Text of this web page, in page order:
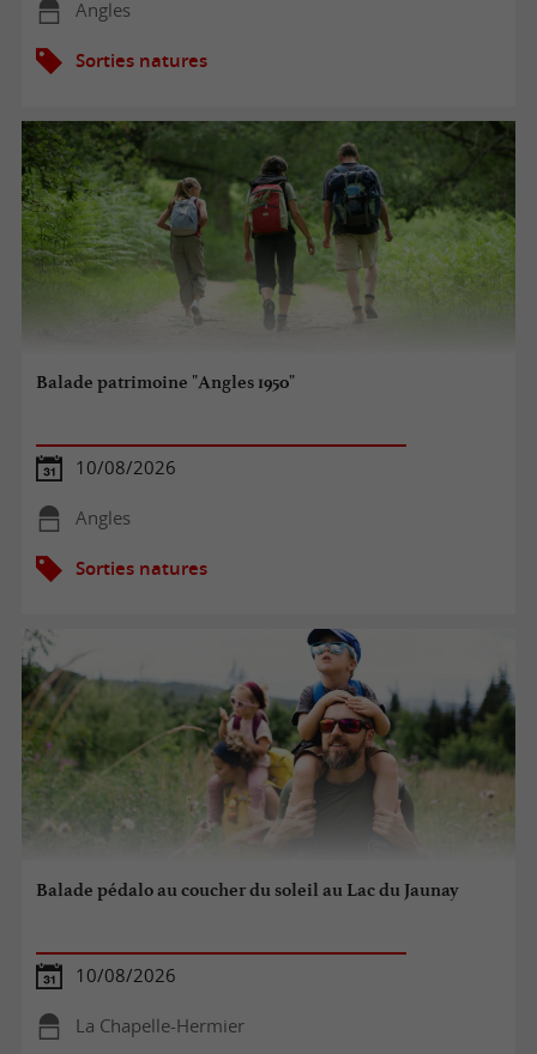
Angles
Sorties natures
Balade patrimoine "Angles 1950"
10/08/2026
Angles
Sorties natures
Balade pédalo au coucher du soleil au Lac du Jaunay
10/08/2026
La Chapelle-Hermier